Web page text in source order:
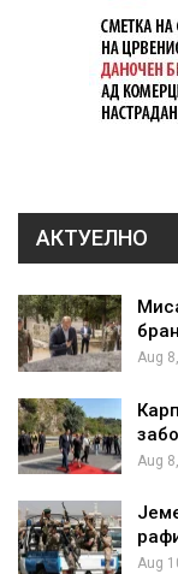
АКТУЕЛНО
Aug
Aug
Aug